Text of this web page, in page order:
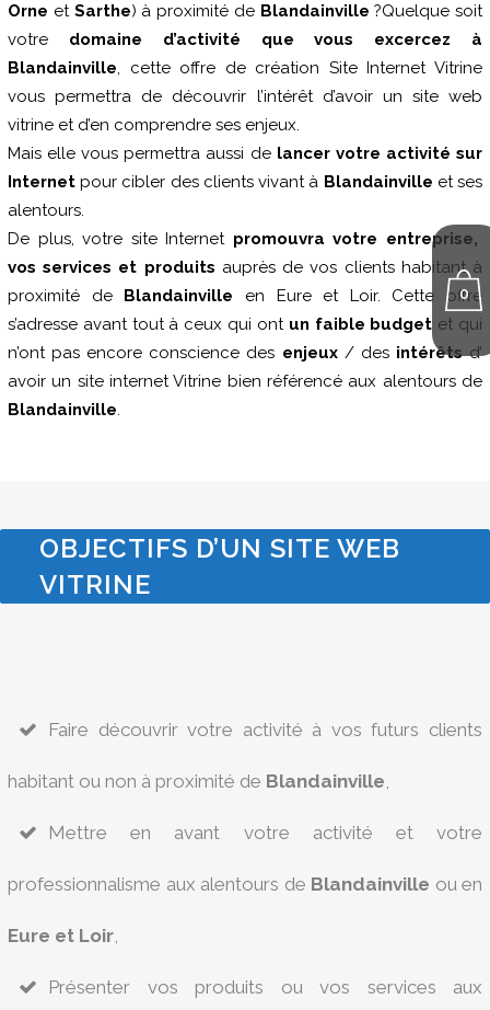
0
Orne et Sarthe) à proximité de Blandainville ?Quelque soit
votre domaine d’activité que vous excercez à
Blandainville, cette offre de création Site Internet Vitrine
vous permettra de découvrir l’intérêt d’avoir un site web
vitrine et d’en comprendre ses enjeux.
Mais elle vous permettra aussi de lancer votre activité sur
Internet pour cibler des clients vivant à Blandainville et ses
alentours.
De plus, votre site Internet promouvra votre entreprise,
vos services et produits auprès de vos clients habitant à
proximité de Blandainville en Eure et Loir. Cette offre
s’adresse avant tout à ceux qui ont un faible budget et qui
n’ont pas encore conscience des enjeux/ des intérêtsd’
avoir un site internet Vitrine bien référencé aux alentours de
Blandainville.
OBJECTIFS D’UN SITE WEB
VITRINE
Faire découvrir votre activité à vos futurs clients
habitant ou non à proximité de Blandainville,
Mettre en avant votre activité et votre
professionnalisme aux alentours de Blandainville ou en
Eure et Loir,
Présenter vos produits ou vos services aux